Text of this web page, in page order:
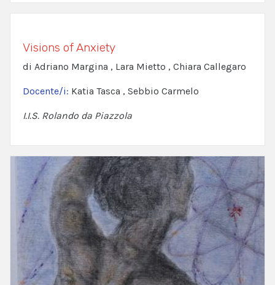
Visions of Anxiety
di Adriano Margina , Lara Mietto , Chiara Callegaro
Docente/i: Katia Tasca , Sebbio Carmelo
I.I.S. Rolando da Piazzola